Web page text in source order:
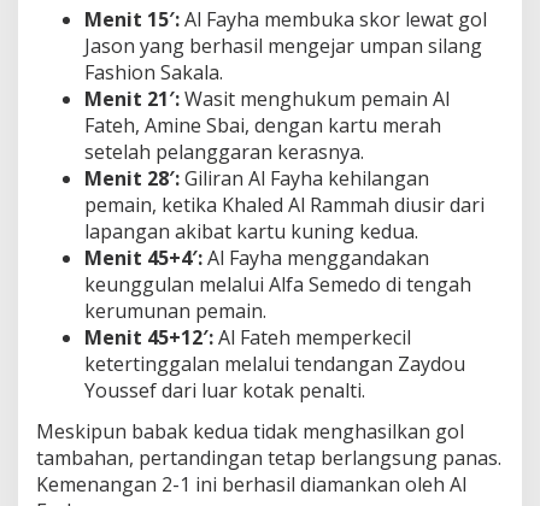
Menit 15′:Al Fayha membuka skor lewat gol
Jason yang berhasil mengejar umpan silang
Fashion Sakala.
Menit 21′:Wasit menghukum pemain Al
Fateh, Amine Sbai, dengan kartu merah
setelah pelanggaran kerasnya.
Menit 28′:Giliran Al Fayha kehilangan
pemain, ketika Khaled Al Rammah diusir dari
lapangan akibat kartu kuning kedua.
Menit 45+4′:Al Fayha menggandakan
keunggulan melalui Alfa Semedo di tengah
kerumunan pemain.
Menit 45+12′:Al Fateh memperkecil
ketertinggalan melalui tendangan Zaydou
Youssef dari luar kotak penalti.
Meskipun babak kedua tidak menghasilkan gol
tambahan, pertandingan tetap berlangsung panas.
Kemenangan 2-1 ini berhasil diamankan oleh Al